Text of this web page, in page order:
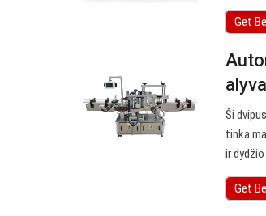
Get
Ši
tinka
ir
Get